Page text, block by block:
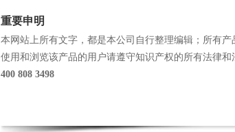
重要申明
本网站上所有文字，都是本公司自行整理编辑；所有
使用和浏览该产品的用户请遵守知识产权的所有法律
400 808 3498